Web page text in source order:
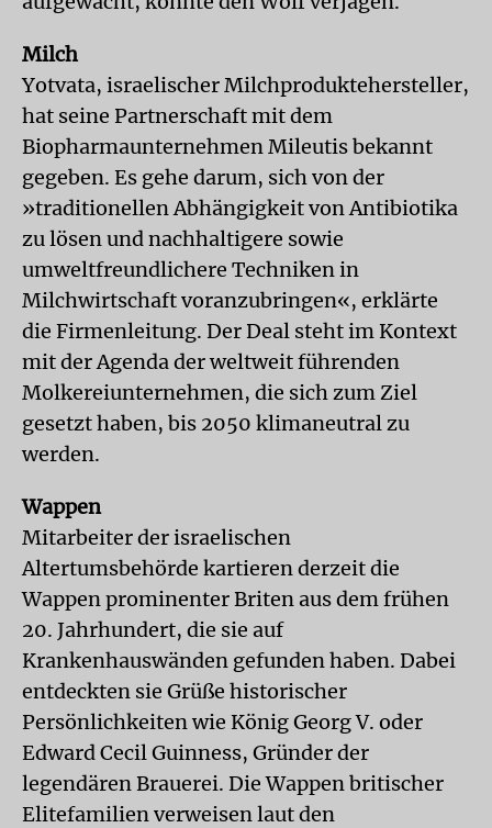
Milch
Yotvata, israelischer Milchproduktehersteller,
hat seine Partnerschaft mit dem
Biopharmaunternehmen Mileutis bekannt
gegeben. Es gehe darum, sich von der
»traditionellen Abhängigkeit von Antibiotika
zu lösen und nachhaltigere sowie
umweltfreundlichere Techniken in
Milchwirtschaft voranzubringen«, erklärte
die Firmenleitung. Der Deal steht im Kontext
mit der Agenda der weltweit führenden
Molkereiunternehmen, die sich zum Ziel
gesetzt haben, bis 2050 klima­neutral zu
werden.
Wappen
Mitarbeiter der israelischen
Altertumsbehörde kartieren derzeit die
Wappen prominenter Briten aus dem frühen
20. Jahrhundert, die sie auf
Krankenhauswänden gefunden haben. Dabei
entdeckten sie Grüße historischer
Persönlichkeiten wie König Georg V. oder
Edward Cecil Guinness, Gründer der
legendären Brauerei. Die Wappen britischer
Elitefamilien verweisen laut den